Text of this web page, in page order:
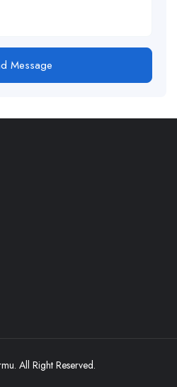
Message
All Right Reserved.